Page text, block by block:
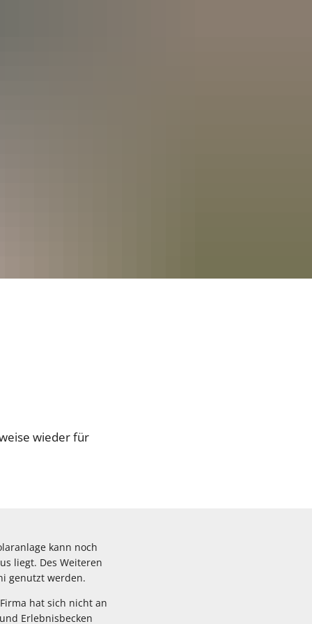
wieder für
kann noch
liegt. Des Weiteren
genutzt werden.
hat sich nicht an
Erlebnisbecken